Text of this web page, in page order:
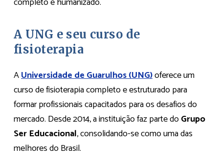
A UNG e seu curso de
fisioterapia
AUniversidade de Guarulhos (UNG)oferece um
curso de fisioterapia completo e estruturado para
formar profissionais capacitados para os desafios do
mercado. Desde 2014, a instituição faz parte doGrupo
Ser Educacional, consolidando-se como uma das
melhores do Brasil.